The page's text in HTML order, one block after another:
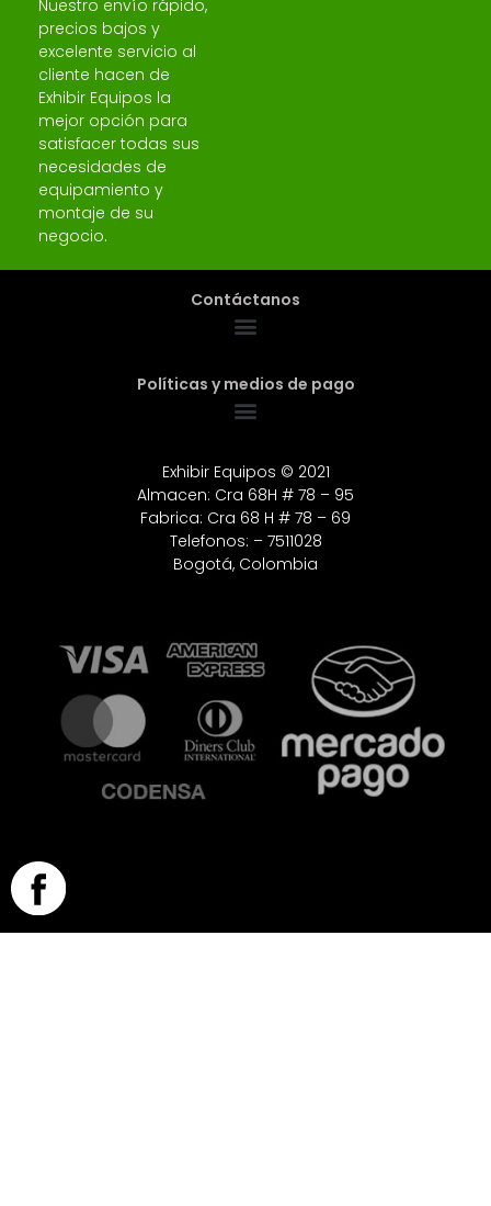
Nuestro envío rápido,
precios bajos y
excelente servicio al
cliente hacen de
Exhibir Equipos la
mejor opción para
satisfacer todas sus
necesidades de
equipamiento y
montaje de su
negocio.
Contáctanos
Políticas y medios de pago
Exhibir Equipos © 2021
Almacen: Cra 68H # 78 – 95
Fabrica: Cra 68 H # 78 – 69
Telefonos: – 7511028
Bogotá, Colombia